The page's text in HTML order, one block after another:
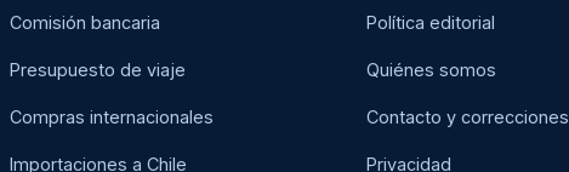
Comisión bancaria
Presupuesto de viaje
Compras internacionales
Importaciones a Chile
Política editorial
Quiénes somos
Contacto y correcciones
Privacidad